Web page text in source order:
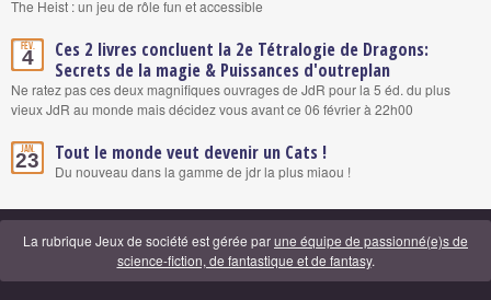
The Heist : un jeu de rôle fun et accessible
Fév.
4
Ces 2 livres concluent la 2e Tétralogie de Dragons:
Secrets de la magie & Puissances d'outreplan
Ne ratez pas ces deux magnifiques ouvrages de JdR pour la 5 éd. du plus
vieux JdR au monde mais décidez vous avant ce 06 février à 22h00
Jan.
23 Tout le monde veut devenir un Cats !
Du nouveau dans la gamme de jdr la plus miaou !
La rubrique Jeux de société est gérée parune équipe de passionné(e)s de
science-fiction, de fantastique et de fantasy.